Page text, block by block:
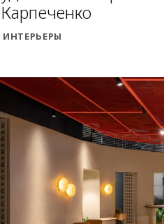
Карпеченко
ИНТЕРЬЕРЫ